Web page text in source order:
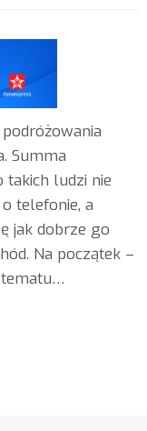
Summa
ludzi nie
telefonie, a
jak dobrze go
Na początek –
tematu…